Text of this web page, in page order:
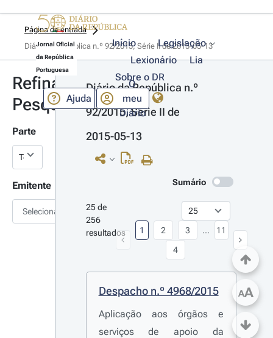
Jornal Oficial
da República
Portuguesa
Início
Legislação
Lexionário
Lia
Sobre o DR
Ajuda
O
meu
Diário
Página de entrada
Diário da República n.º 92/2015, Série II de 2015-05-13
Refinar
Pesquisa
Parte
Emitente
Selecionar
Diário da República n.º
92/2015, Série II de
2015-05-13
Sumário
25 de
256
resultados
1 2
3
4
... 11
Despacho n.º 4968/2015
Aplicação aos órgãos e
serviços de apoio da
AA